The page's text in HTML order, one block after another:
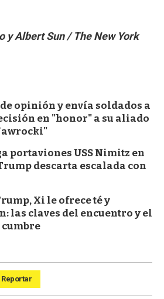
y Albert Sun / The New York
opinión y envía soldados a
en "honor" a su aliado
portaviones USS Nimitz en
descarta escalada con
Xi le ofrece té y
las claves del encuentro y el
cumbre
Reportar